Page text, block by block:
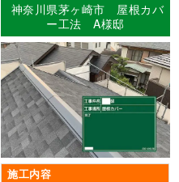
神奈川県茅ヶ崎市 屋根カバ
ー工法 A様邸
施工内容